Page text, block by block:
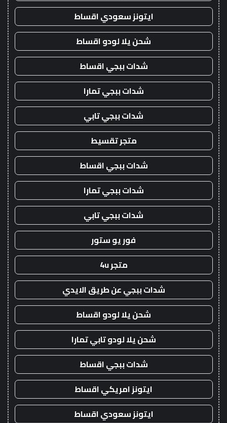
ايتونز سعودي اقساط
شحن يلا لودو اقساط
شدات ببجي اقساط
شدات ببجي تمارا
شدات ببجي تابي
متجر تقسيط
شدات ببجي اقساط
شدات ببجي تمارا
شدات ببجي تابي
فور يو ستور
متجر 4u
شدات ببجي عن طريق الايدي
شحن يلا لودو اقساط
شحن يلا لودو تابي تمارا
شدات ببجي اقساط
ايتونز امريكي اقساط
ايتونز سعودي اقساط